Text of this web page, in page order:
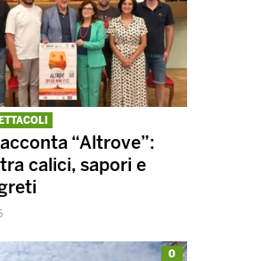
“Altrove”:
calici, sapori e
0